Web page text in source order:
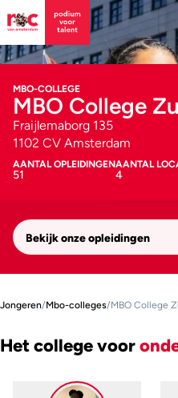
MBO-COLLEGE
MBO College
Fraijlemaborg 135
1102 CV Amsterdam
AANTAL OPLEIDINGEN
51
AANTAL
4
Bekijk onze opleidingen
Jongeren/Mbo-colleges/MBO College
Het college voor